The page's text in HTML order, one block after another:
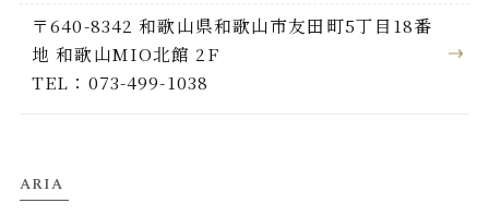
〒640-8342 和歌山県和歌山市友田町5丁目18番
地 和歌山MIO北館 2F
TEL：073-499-1038
ARIA